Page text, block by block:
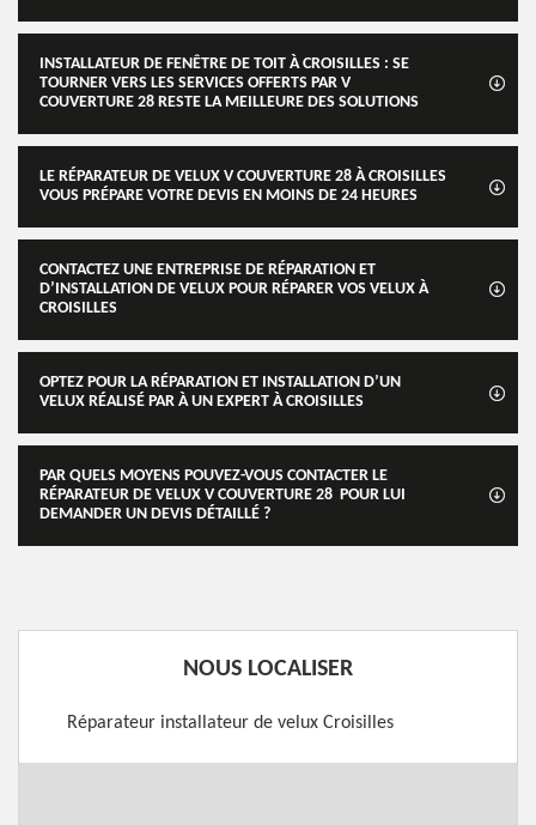
INSTALLATEUR DE FENÊTRE DE TOIT À CROISILLES : SE
TOURNER VERS LES SERVICES OFFERTS PAR V
COUVERTURE 28 RESTE LA MEILLEURE DES SOLUTIONS
LE RÉPARATEUR DE VELUX V COUVERTURE 28 À CROISILLES
VOUS PRÉPARE VOTRE DEVIS EN MOINS DE 24 HEURES
CONTACTEZ UNE ENTREPRISE DE RÉPARATION ET
D’INSTALLATION DE VELUX POUR RÉPARER VOS VELUX À
CROISILLES
OPTEZ POUR LA RÉPARATION ET INSTALLATION D’UN
VELUX RÉALISÉ PAR À UN EXPERT À CROISILLES
PAR QUELS MOYENS POUVEZ-VOUS CONTACTER LE
RÉPARATEUR DE VELUX V COUVERTURE 28 POUR LUI
DEMANDER UN DEVIS DÉTAILLÉ ?
NOUS LOCALISER
Réparateur installateur de velux Croisilles